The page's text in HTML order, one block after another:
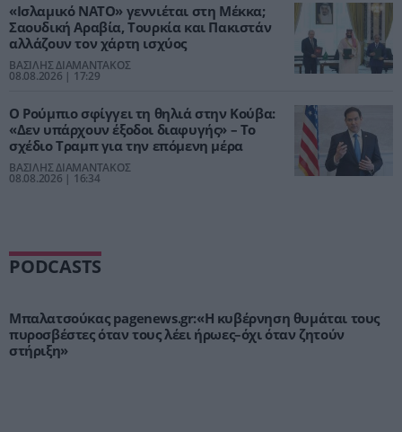
«Ισλαμικό ΝΑΤΟ» γεννιέται στη Μέκκα;
Σαουδική Αραβία, Τουρκία και Πακιστάν
αλλάζουν τον χάρτη ισχύος
ΒΑΣΙΛΗΣ ΔΙΑΜΑΝΤΑΚΟΣ
08.08.2026 | 17:29
Ο Ρούμπιο σφίγγει τη θηλιά στην Κούβα:
«Δεν υπάρχουν έξοδοι διαφυγής» – Το
σχέδιο Τραμπ για την επόμενη μέρα
ΒΑΣΙΛΗΣ ΔΙΑΜΑΝΤΑΚΟΣ
08.08.2026 | 16:34
PODCASTS
Μπαλατσούκας pagenews.gr:«Η κυβέρνηση θυμάται τους
πυροσβέστες όταν τους λέει ήρωες–όχι όταν ζητούν
στήριξη»